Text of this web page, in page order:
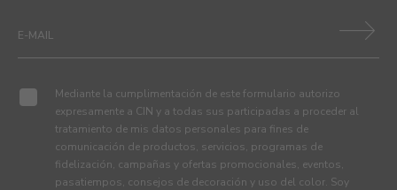
Mediante la cumplimentación de este formulario autorizo
expresamente a CIN y a todas sus participadas a proceder al
tratamiento de mis datos personales para fines de
comunicación de productos, servicios, programas de
fidelización, campañas y ofertas promocionales, eventos,
pasatiempos, consejos de decoración y uso del color. Soy